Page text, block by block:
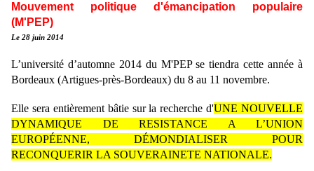
Mouvement politique d'émancipation populaire
(M'PEP)
Le 28 juin 2014
L’université d’automne 2014 du M'PEP se tiendra cette année à
Bordeaux (Artigues-près-Bordeaux) du 8 au 11 novembre.
Elle sera entièrement bâtie sur la recherche d'UNE NOUVELLE
DYNAMIQUE DE RESISTANCE A L’UNION
EUROPÉENNE, DÉMONDIALISER POUR
RECONQUERIR LA SOUVERAINETE NATIONALE.